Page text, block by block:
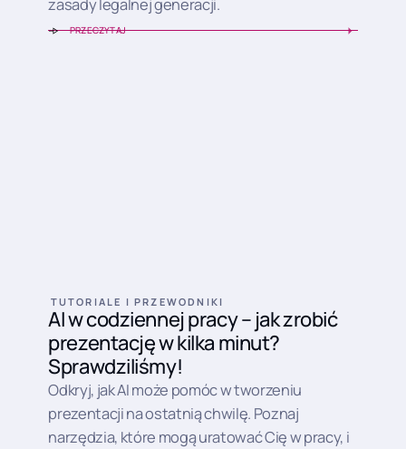
zasady legalnej generacji.
PRZECZYTAJ
TUTORIALE I PRZEWODNIKI
AI w codziennej pracy – jak zrobić
prezentację w kilka minut?
Sprawdziliśmy!
Odkryj, jak AI może pomóc w tworzeniu
prezentacji na ostatnią chwilę. Poznaj
narzędzia, które mogą uratować Cię w pracy, i